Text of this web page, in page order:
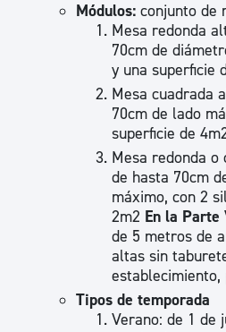
Módulos: conjunto de
Mesa redonda
70cm de
y una superficie
Mesa cuadrada
70cm de lado
superficie de
Mesa redonda o
de hasta 70cm
máximo, con 2
2m2 En la Parte
de 5 metros de
altas sin
establecimiento,
Tipos de temporada
Verano: de 1 de